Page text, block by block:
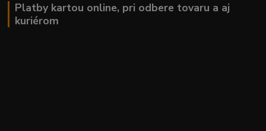
Platby kartou online, pri odbere tovaru a aj
kuriérom